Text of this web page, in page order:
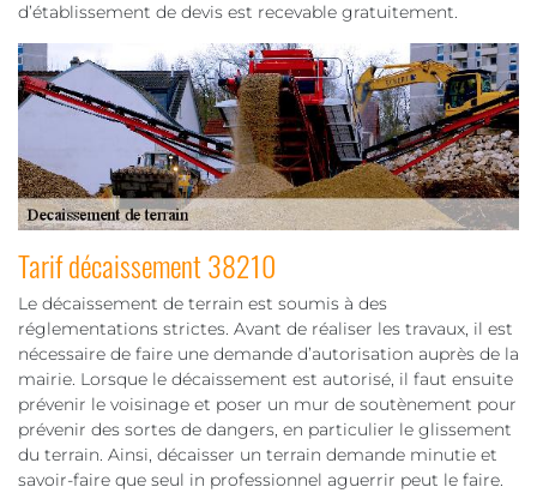
d’établissement de devis est recevable gratuitement.
Tarif décaissement 38210
Le décaissement de terrain est soumis à des
réglementations strictes. Avant de réaliser les travaux, il est
nécessaire de faire une demande d’autorisation auprès de la
mairie. Lorsque le décaissement est autorisé, il faut ensuite
prévenir le voisinage et poser un mur de soutènement pour
prévenir des sortes de dangers, en particulier le glissement
du terrain. Ainsi, décaisser un terrain demande minutie et
savoir-faire que seul in professionnel aguerrir peut le faire.